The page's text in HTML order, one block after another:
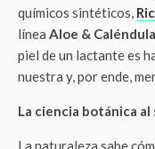
químicos sintéticos,
línea Aloe & Caléndula
piel de un lactante es
nuestra y, por ende,
La ciencia botánica
La naturaleza sabe